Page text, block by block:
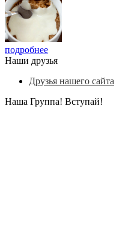
подробнее
Наши друзья
Друзья нашего сайта
Наша Группа! Вступай!